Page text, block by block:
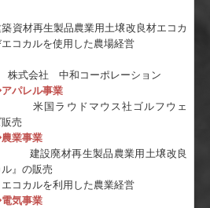
再生製品農業用土壌改良材エコカ
コカルを使用した農場経営
株式会社 中和コーポレーション
パレル事業
米国ラウドマウス社ゴルフウェ
売
業事業
建設廃材再生製品農業用土壌改良
』の販売
を利用した農業経営
気事業